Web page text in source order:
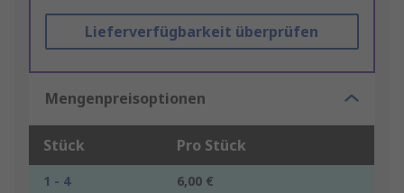
Lieferverfügbarkeit überprüfen
Mengenpreisoptionen
Stück Pro Stück
1 - 4
6,00 €